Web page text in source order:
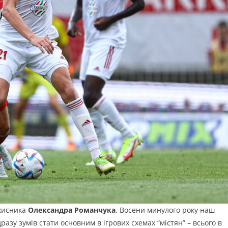
Олександра Романчука. Восени минулого року наш
зумів стати основним в ігрових схемах “містян” – всього в